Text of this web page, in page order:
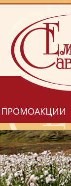
ПРОМОАКЦИИ